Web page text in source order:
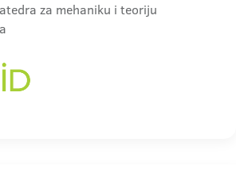
za mehaniku i teoriju